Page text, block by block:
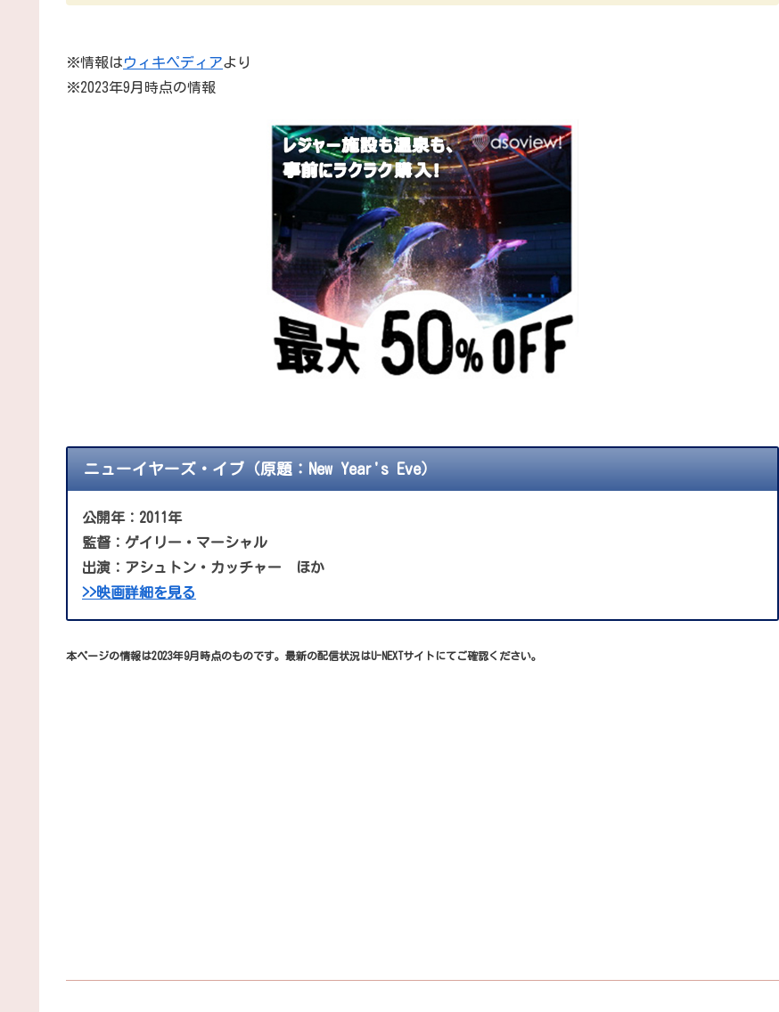
※情報はウィキペディアより
※2023年9月時点の情報
ニューイヤーズ・イブ（原題：New Year's Eve）
公開年：2011年
監督：ゲイリー・マーシャル
出演：アシュトン・カッチャー ほか
>>映画詳細を見る
本ページの情報は2023年9月時点のものです。最新の配信状況はU-NEXTサイトにてご確認ください。